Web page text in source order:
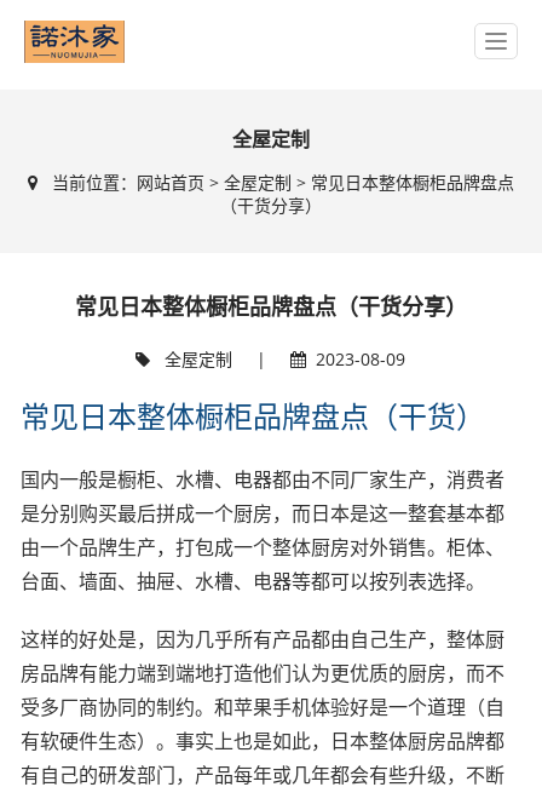
全屋定制
当前位置： 网站首页 > 全屋定制 > 常见日本整体橱柜品牌盘点
（干货分享）
常见日本整体橱柜品牌盘点（干货分享）
全屋定制 | 2023-08-09
常见日本整体橱柜品牌盘点（干货）
国内一般是橱柜、水槽、电器都由不同厂家生产，消费者
是分别购买最后拼成一个厨房，而日本是这一整套基本都
由一个品牌生产，打包成一个整体厨房对外销售。柜体、
台面、墙面、抽屉、水槽、电器等都可以按列表选择。
这样的好处是，因为几乎所有产品都由自己生产，整体厨
房品牌有能力端到端地打造他们认为更优质的厨房，而不
受多厂商协同的制约。和苹果手机体验好是一个道理（自
有软硬件生态）。事实上也是如此，日本整体厨房品牌都
有自己的研发部门，产品每年或几年都会有些升级，不断